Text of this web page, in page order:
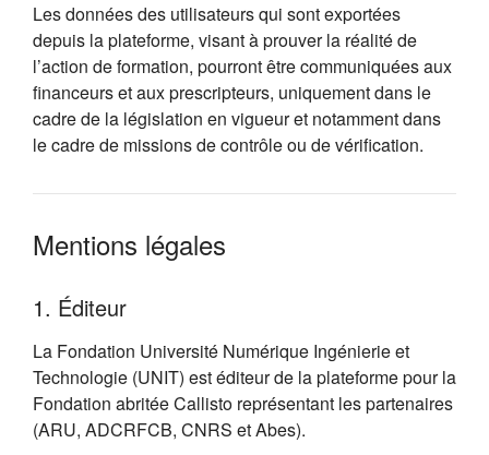
Les données des utilisateurs qui sont exportées
depuis la plateforme, visant à prouver la réalité de
l’action de formation, pourront être communiquées aux
financeurs et aux prescripteurs, uniquement dans le
cadre de la législation en vigueur et notamment dans
le cadre de missions de contrôle ou de vérification.
Mentions légales
1. Éditeur
La Fondation Université Numérique Ingénierie et
Technologie (UNIT) est éditeur de la plateforme pour la
Fondation abritée Callisto représentant les partenaires
(ARU, ADCRFCB, CNRS et Abes).